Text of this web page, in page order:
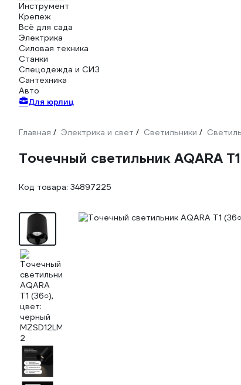
Инструмент
Крепеж
Всё для сада
Электрика
Силовая техника
Станки
Спецодежда и СИЗ
Сантехника
Авто
Для юрлиц
Главная / Электрика и свет / Светильники /
Точечный светильник AQARA
Код товара: 34897225